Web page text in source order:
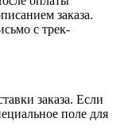
заказа.
с трек-
заказа. Если
поле для